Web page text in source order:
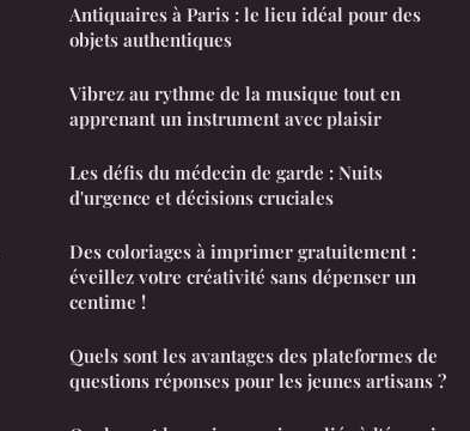
Antiquaires à Paris : le lieu idéal pour des
objets authentiques
Vibrez au rythme de la musique tout en
apprenant un instrument avec plaisir
Les défis du médecin de garde : Nuits
d'urgence et décisions cruciales
Des coloriages à imprimer gratuitement :
éveillez votre créativité sans dépenser un
centime !
Quels sont les avantages des plateformes de
questions réponses pour les jeunes artisans ?